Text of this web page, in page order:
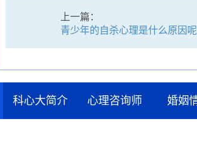
上一篇：
青少年的自杀心理是什么原因
科心大简介 心理咨询师 婚姻